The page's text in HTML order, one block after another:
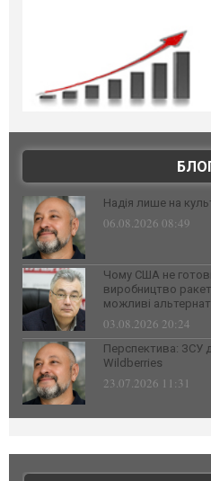
Надія лише на
06.08.2026 08:49
Чому США не готові
виробництво
можливі
03.08.2026 20:24
Перспектива: ЗСУ
Wildberries
23.07.2026 11:31